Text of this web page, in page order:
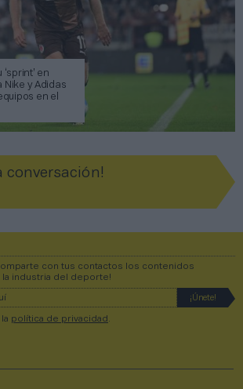
en
Nike y Adidas
en el
conversación!
con tus contactos los contenidos
industria del deporte!
política de privacidad